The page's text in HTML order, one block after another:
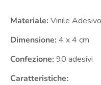
Materiale: Vinile
Dimensione: 4 x 4 cm
Confezione: 90 adesivi
Caratteristiche: